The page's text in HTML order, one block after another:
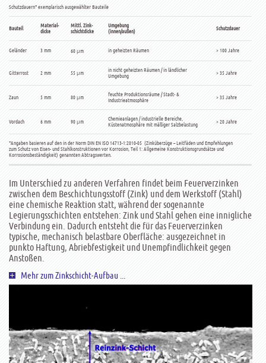
Schutzdauern* exemplarisch ausgewählter Bauteile
Bauteil
Material-
dicke
Mittl. Zink-
schichtdicke
Umgebung
(innen/außen)
Schutzdauer
Geländer 3 mm 60 μm in geheizten Räumen > 100 Jahre
Gitterrost 2 mm 55 μm
in nicht geheizten Räumen / in ländlicher
Umgebung
> 35 Jahre
Zaun 5 mm 80 μm
feuchte Produktionsräume / Stadt- &
Industrieatmosphäre
> 35 Jahre
Vordach 6 mm 90 μm
Chemieanlagen / industrielle Bereiche,
Küstenatmosphäre mit mäßiger Salzbelastung
> 20 Jahre
*Angaben basieren auf den in der Norm DIN EN ISO 14713-1:2010-05 (Zinküberzüge – Leitfäden und Empfehlungen
zum Schutz von Eisen- und Stahlkonstruktionen vor Korrosion, Teil 1: Allgemeine Konstruktionsgrundsätze und
Korrosionsbeständigkeit) genannten Abtragswerten.
Im Unterschied zu anderen Verfahren findet beim Feuerverzinken
zwischen dem Beschichtungsstoff (Zink) und dem Werkstoff (Stahl)
eine chemische Reaktion statt, während der sogenannte
Legierungsschichten entstehen: Zink und Stahl gehen eine innigliche
Verbindung ein. Dadurch entsteht die für das Feuerverzinken
typische, mechanisch belastbare Oberfläche: ausgezeichnet in
punkto Haftung, Abriebfestigkeit und Unempfindlichkeit gegen
Anstoßen.
Mehr zum Zinkschicht-Aufbau ...